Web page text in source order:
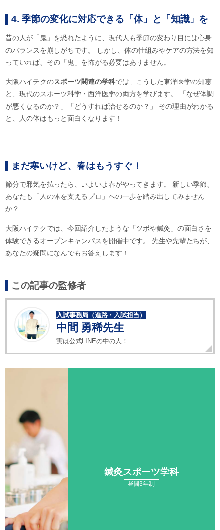
4. 季節の変化に対応できる「体」と「知識」を
昔の人が「鬼」を恐れたように、現代人も季節の変わり目には心身
のバランスを崩しがちです。 しかし、体の仕組みやケアの方法を知
っていれば、その「鬼」を怖がる必要はありません。
大阪ハイテクのスポーツ関連の学科では、こうした東洋医学の知恵
と、現代のスポーツ科学・西洋医学の両方を学びます。 「なぜ体調
が悪くなるのか？」「どうすれば治せるのか？」 その理由がわかる
と、人の体はもっと面白くなります！
まだ寒いけど、春はもうすぐ！
節分で邪気を払ったら、いよいよ春がやってきます。 新しい季節、
あなたも「人の体を支えるプロ」への一歩を踏み出してみません
か？
大阪ハイテクでは、今回紹介したような「ツボや鍼灸」の面白さを
体験できるオープンキャンパスを開催中です。 先生や先輩たちが、
あなたの疑問になんでもお答えします！
この記事の監修者
入試事務局（進路・入試担当）
中間 勇稀先生
実は公式LINEの中の人！
鍼灸スポーツ学科
昼間3年制